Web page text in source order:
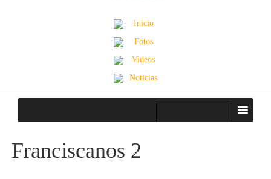
Inicio
Fotos
Videos
Noticias
Franciscanos 2